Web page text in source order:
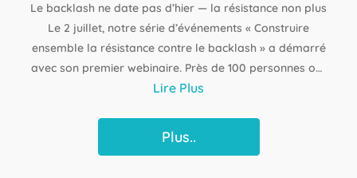
Le backlash ne date pas d’hier — la résistance non plus
Le 2 juillet, notre série d’événements « Construire
ensemble la résistance contre le backlash » a démarré
avec son premier webinaire. Près de 100 personnes ont
participé à cette…
Lire Plus
Plus..